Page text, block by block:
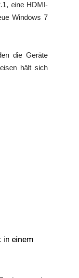
eine HDMI-
Windows 7
die Geräte
hält sich
in einem